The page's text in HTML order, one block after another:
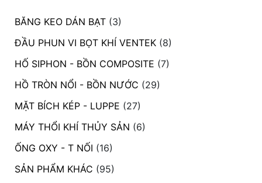
BĂNG KEO DÁN BẠT (3)
ĐẦU PHUN VI BỌT KHÍ VENTEK (8)
HỐ SIPHON - BỒN COMPOSITE (7)
HỒ TRÒN NỔI - BỒN NƯỚC (29)
MẶT BÍCH KÉP - LUPPE (27)
MÁY THỔI KHÍ THỦY SẢN (6)
ỐNG OXY - T NỐI (16)
SẢN PHẨM KHÁC (95)